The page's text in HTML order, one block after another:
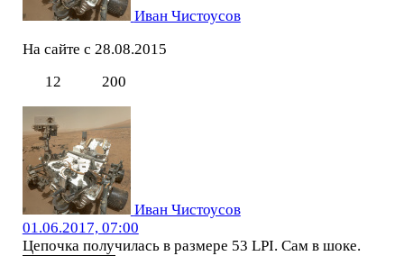
Иван Чистоусов
На сайте с 28.08.2015
12
200
Иван Чистоусов
01.06.2017, 07:00
Цепочка получилась в размере 53 LPI. Сам в шоке.